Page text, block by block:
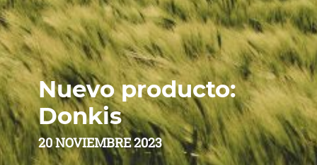
Nuevo producto:
Donkis
20 NOVIEMBRE 2023